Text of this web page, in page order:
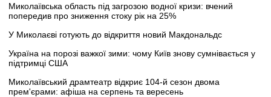
Миколаївська область під загрозою водної кризи: вчений
попередив про зниження стоку рік на 25%
У Миколаєві готують до відкриття новий Макдональдс
Україна на порозі важкої зими: чому Київ знову сумнівається у
підтримці США
Миколаївський драмтеатр відкриє 104-й сезон двома
прем'єрами: афіша на серпень та вересень